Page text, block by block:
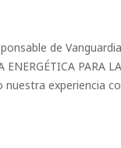
de
ENERGÉTICA PARA
nuestra experiencia